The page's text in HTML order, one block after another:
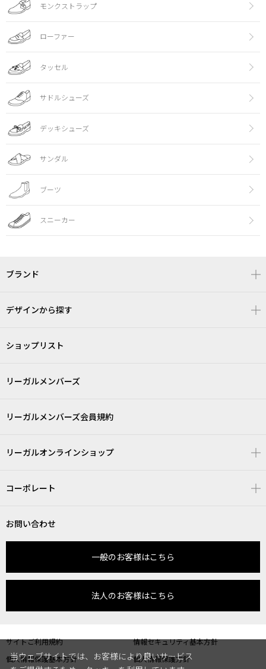
モンクストラップ
ローファー
タッセル
サドルシューズ
デッキシューズ
サンダル
ブーツ
スニーカー
ブランド
デザインから探す
ショップリスト
リーガルメンバーズ
リーガルメンバーズ会員規約
リーガルオンラインショップ
コーポレート
お問い合わせ
一般のお客様はこちら
法人のお客様はこちら
サイトご利用規約
情報セキュリティ基本方針
個人情報保護基本方針
個人情報保護方針
当ウェブサイトでは、お客様により良いサービス